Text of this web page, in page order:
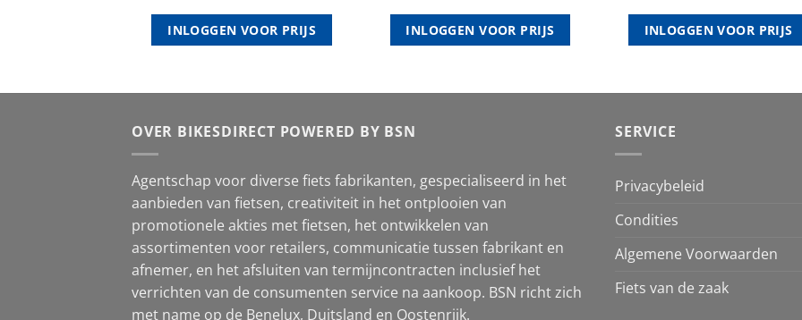
INLOGGEN VOOR PRIJS INLOGGEN VOOR PRIJS INLOGGEN VOOR PRIJS
OVER BIKESDIRECT POWERED BY BSN
Agentschap voor diverse fiets fabrikanten, gespecialiseerd in het
aanbieden van fietsen, creativiteit in het ontplooien van
promotionele akties met fietsen, het ontwikkelen van
assortimenten voor retailers, communicatie tussen fabrikant en
afnemer, en het afsluiten van termijncontracten inclusief het
verrichten van de consumenten service na aankoop. BSN richt zich
met name op de Benelux, Duitsland en Oostenrijk.
SERVICE
Privacybeleid
Condities
Algemene Voorwaarden
Fiets van de zaak